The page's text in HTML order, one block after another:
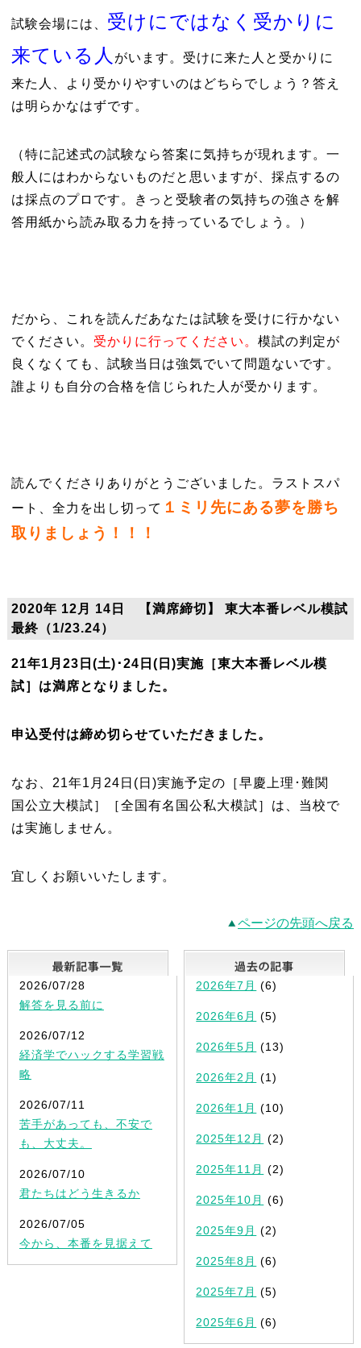
試験会場には、 受けにではなく受かりに
来ている人 がいます。受けに来た人と受かりに
来た人、より受かりやすいのはどちらでしょう？答え
は明らかなはずです。
（特に記述式の試験なら答案に気持ちが現れます。一
般人にはわからないものだと思いますが、採点するの
は採点のプロです。きっと受験者の気持ちの強さを解
答用紙から読み取る力を持っているでしょう。）
だから、これを読んだあなたは試験を受けに行かない
でください。 受かりに行ってください。 模試の判定が
良くなくても、試験当日は強気でいて問題ないです。
誰よりも自分の合格を信じられた人が受かります。
読んでくださりありがとうございました。ラストスパ
ート、全力を出し切って １ミリ先にある夢を勝ち
取りましょう！！！
2020年 12月 14日 【満席締切】 東大本番レベル模試
最終（1/23.24）
21年1月23日(土)･24日(日)実施［東大本番レベル模
試］は満席となりました。
申込受付は締め切らせていただきました。
なお、21年1月24日(日)実施予定の［早慶上理･難関
国公立大模試］［全国有名国公私大模試］は、当校で
は実施しません。
宜しくお願いいたします。
ページの先頭へ戻る
最新記事一覧
2026/07/28
解答を見る前に
2026/07/12
経済学でハックする学習戦
略
2026/07/11
苦手があっても、不安で
も、大丈夫。
2026/07/10
君たちはどう生きるか
2026/07/05
今から、本番を見据えて
2026年7月 (6)
2026年6月 (5)
2026年5月 (13)
2026年2月 (1)
2026年1月 (10)
2025年12月 (2)
2025年11月 (2)
2025年10月 (6)
2025年9月 (2)
2025年8月 (6)
2025年7月 (5)
2025年6月 (6)